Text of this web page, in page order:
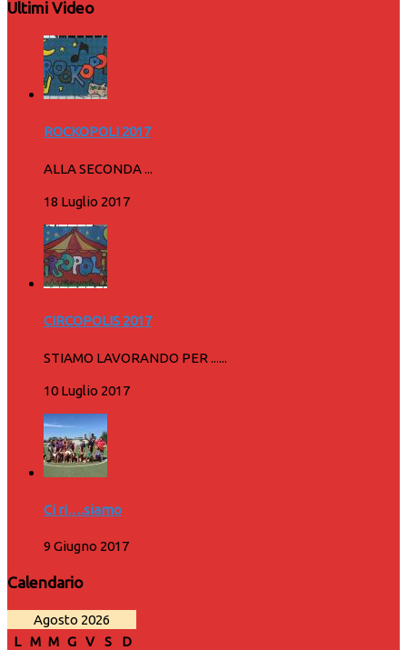
Ultimi Video
ROCKOPOLI 2017
ALLA SECONDA ...
18 Luglio 2017
CIRCOPOLIS 2017
STIAMO LAVORANDO PER ......
10 Luglio 2017
Ci ri….siamo
9 Giugno 2017
Calendario
Agosto 2026
L M M G V S D